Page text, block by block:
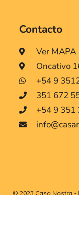
Contacto
Ver MAPA
Oncativo
+54 9
351 672
+54 9 351
© 2023 Casa Nostra -